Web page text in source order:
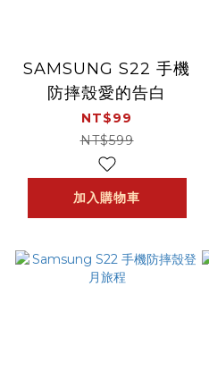
SAMSUNG S22 手機
防摔殼愛的告白
NT$99
NT$599
加入購物車